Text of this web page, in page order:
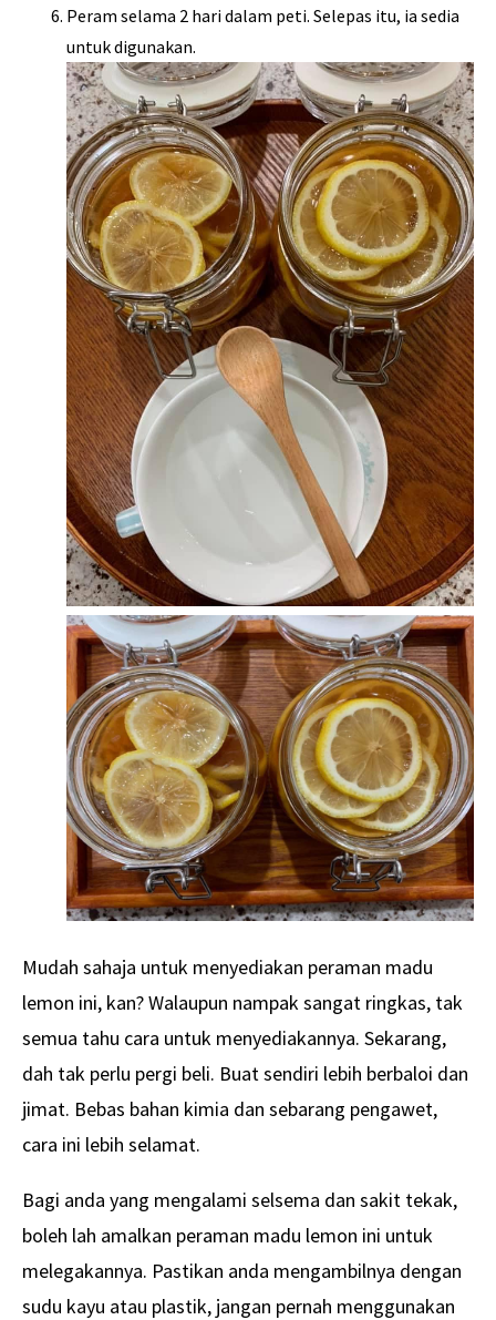
Peram selama 2 hari dalam peti. Selepas itu, ia sedia
untuk digunakan.
Mudah sahaja untuk menyediakan peraman madu
lemon ini, kan? Walaupun nampak sangat ringkas, tak
semua tahu cara untuk menyediakannya. Sekarang,
dah tak perlu pergi beli. Buat sendiri lebih berbaloi dan
jimat. Bebas bahan kimia dan sebarang pengawet,
cara ini lebih selamat.
Bagi anda yang mengalami selsema dan sakit tekak,
boleh lah amalkan peraman madu lemon ini untuk
melegakannya. Pastikan anda mengambilnya dengan
sudu kayu atau plastik, jangan pernah menggunakan